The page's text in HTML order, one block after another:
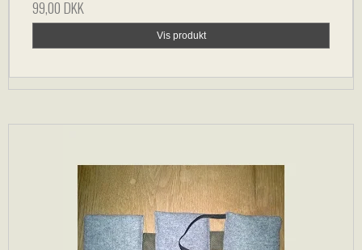
99,00 DKK
Vis produkt